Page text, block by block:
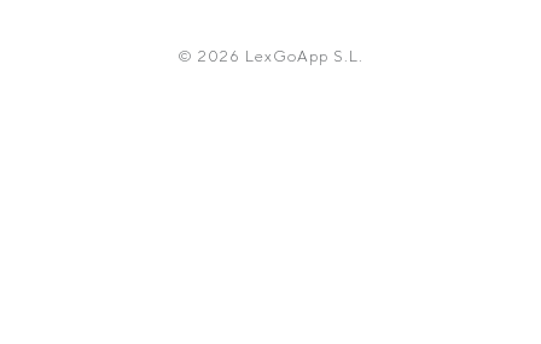
© 2026 LexGoApp S.L.